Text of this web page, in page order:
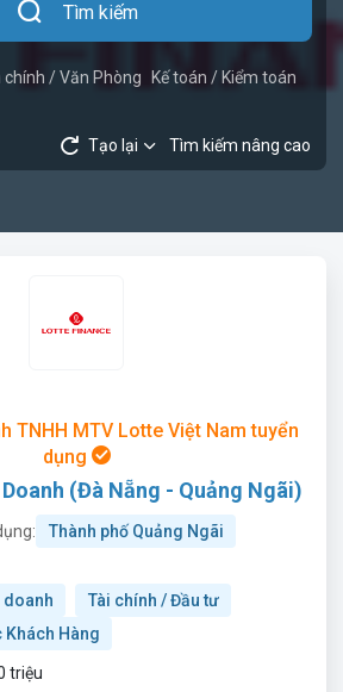
Tìm kiếm
chính / Văn Phòng
Kế toán / Kiểm toán
Tạo lại Tìm kiếm nâng cao
TNHH MTV Lotte Việt Nam tuyển
dụng
(Đà Nẵng - Quảng Ngãi)
Thành phố Quảng Ngãi
doanh
Tài chính / Đầu tư
Khách Hàng
triệu